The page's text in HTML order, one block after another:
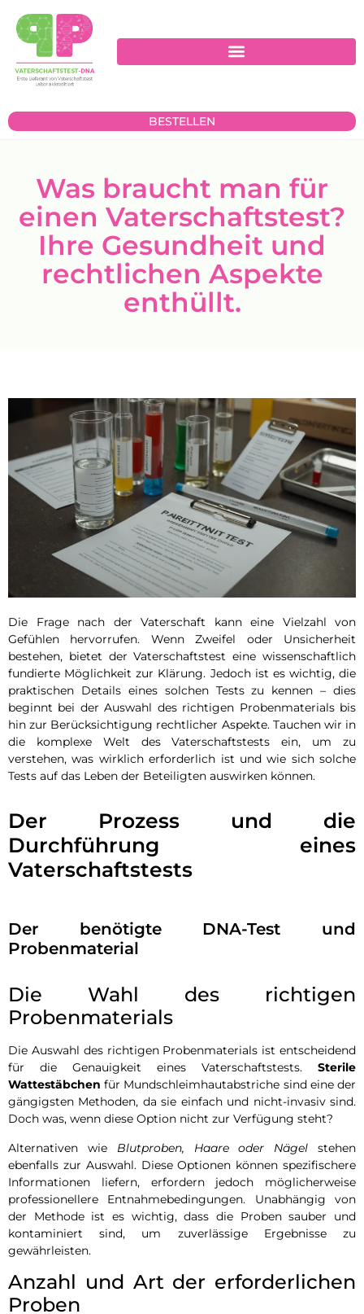
BESTELLEN
Was braucht man für
einen Vaterschaftstest?
Ihre Gesundheit und
rechtlichen Aspekte
enthüllt.
Die Frage nach der Vaterschaft kann eine Vielzahl von
Gefühlen hervorrufen. Wenn Zweifel oder Unsicherheit
bestehen, bietet der Vaterschaftstest eine wissenschaftlich
fundierte Möglichkeit zur Klärung. Jedoch ist es wichtig, die
praktischen Details eines solchen Tests zu kennen – dies
beginnt bei der Auswahl des richtigen Probenmaterials bis
hin zur Berücksichtigung rechtlicher Aspekte. Tauchen wir in
die komplexe Welt des Vaterschaftstests ein, um zu
verstehen, was wirklich erforderlich ist und wie sich solche
Tests auf das Leben der Beteiligten auswirken können.
Der Prozess und die
Durchführung eines
Vaterschaftstests
Der benötigte DNA-Test und
Probenmaterial
Die Wahl des richtigen
Probenmaterials
Die Auswahl des richtigen Probenmaterials ist entscheidend
für die Genauigkeit eines Vaterschaftstests. Sterile
Wattestäbchen für Mundschleimhautabstriche sind eine der
gängigsten Methoden, da sie einfach und nicht-invasiv sind.
Doch was, wenn diese Option nicht zur Verfügung steht?
Alternativen wie Blutproben, Haare oder Nägel stehen
ebenfalls zur Auswahl. Diese Optionen können spezifischere
Informationen liefern, erfordern jedoch möglicherweise
professionellere Entnahmebedingungen. Unabhängig von
der Methode ist es wichtig, dass die Proben sauber und
kontaminiert sind, um zuverlässige Ergebnisse zu
gewährleisten.
Anzahl und Art der erforderlichen
Proben